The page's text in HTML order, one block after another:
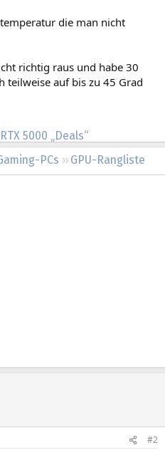
RTX 5000 „Deals“
PCs
GPU-Rangliste
die man nicht
richtig raus und habe 30
teilweise auf bis zu 45 Grad
#2